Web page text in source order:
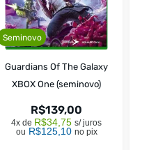
Seminovo
Guardians Of The Galaxy
XBOX One (seminovo)
R$139,00
4x de R$34,75 s/ juros
ou R$125,10 no pix